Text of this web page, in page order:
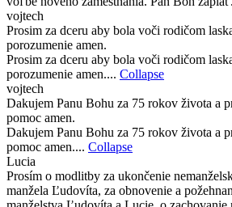
vojtech
Prosim za dceru aby bola voči rodičom
porozumenie amen.
Prosim za dceru aby bola voči rodičom
porozumenie amen.... Collapse
vojtech
Dakujem Panu Bohu za 75 rokov života a
pomoc amen.
Dakujem Panu Bohu za 75 rokov života a
pomoc amen.... Collapse
Lucia
Prosím o modlitby za ukončenie
manžela Ľudovíta, za obnovenie a